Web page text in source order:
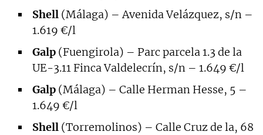
Shell (Málaga) – Avenida Velázquez, s/n –
1.619 €/l
Galp (Fuengirola) – Parc parcela 1.3 de la
UE-3.11 Finca Valdelecrín, s/n – 1.649 €/l
Galp (Málaga) – Calle Herman Hesse, 5 –
1.649 €/l
Shell (Torremolinos) – Calle Cruz de la, 68